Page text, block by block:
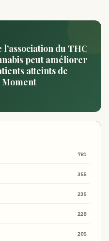
du THC
peut améliorer
atteints de
Moment
781
355
235
228
205